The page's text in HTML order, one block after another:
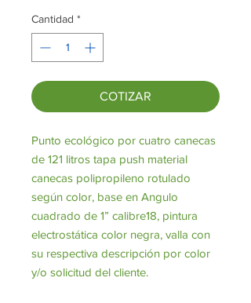
Cantidad *
COTIZAR
Punto ecológico por cuatro canecas
de 121 litros tapa push material
canecas polipropileno rotulado
según color, base en Angulo
cuadrado de 1” calibre18, pintura
electrostática color negra, valla con
su respectiva descripción por color
y/o solicitud del cliente.